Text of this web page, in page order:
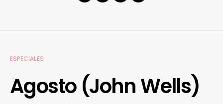
ESPECIALES
Agosto (John Wells)